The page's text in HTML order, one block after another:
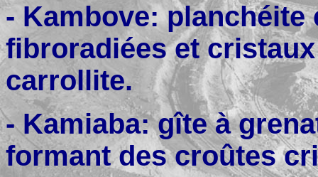
- Kambove:
fibroradiées et
carrollite.
- Kamiaba: gîte à
formant des croûtes